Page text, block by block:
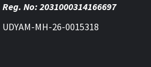
Reg. No: 2031000314166697
UDYAM-MH-26-0015318